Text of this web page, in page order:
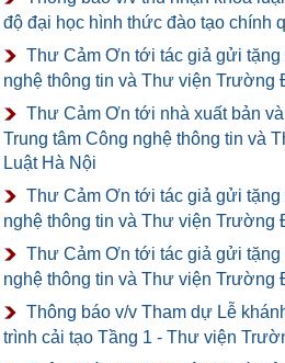
độ đại học hình thức đào tạo chính
Thư Cảm Ơn tới tác giả gửi tặng
nghệ thông tin và Thư viện Trường
Thư Cảm Ơn tới nhà xuất bản
Trung tâm Công nghệ thông tin và
Luật Hà Nội
Thư Cảm Ơn tới tác giả gửi tặng
nghệ thông tin và Thư viện Trường
Thư Cảm Ơn tới tác giả gửi tặng
nghệ thông tin và Thư viện Trường
Thông báo v/v Tham dự Lễ
trình cải tạo Tầng 1 - Thư viện